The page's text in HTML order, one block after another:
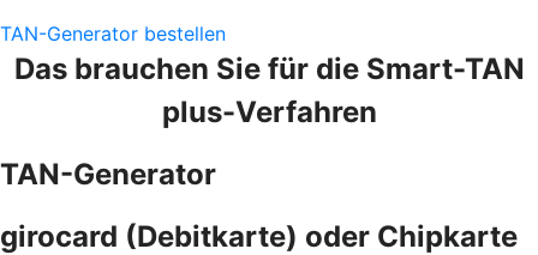
TAN-Generator bestellen
Das brauchen Sie für die Smart-TAN
plus-Verfahren
TAN-Generator
girocard (Debitkarte) oder Chipkarte